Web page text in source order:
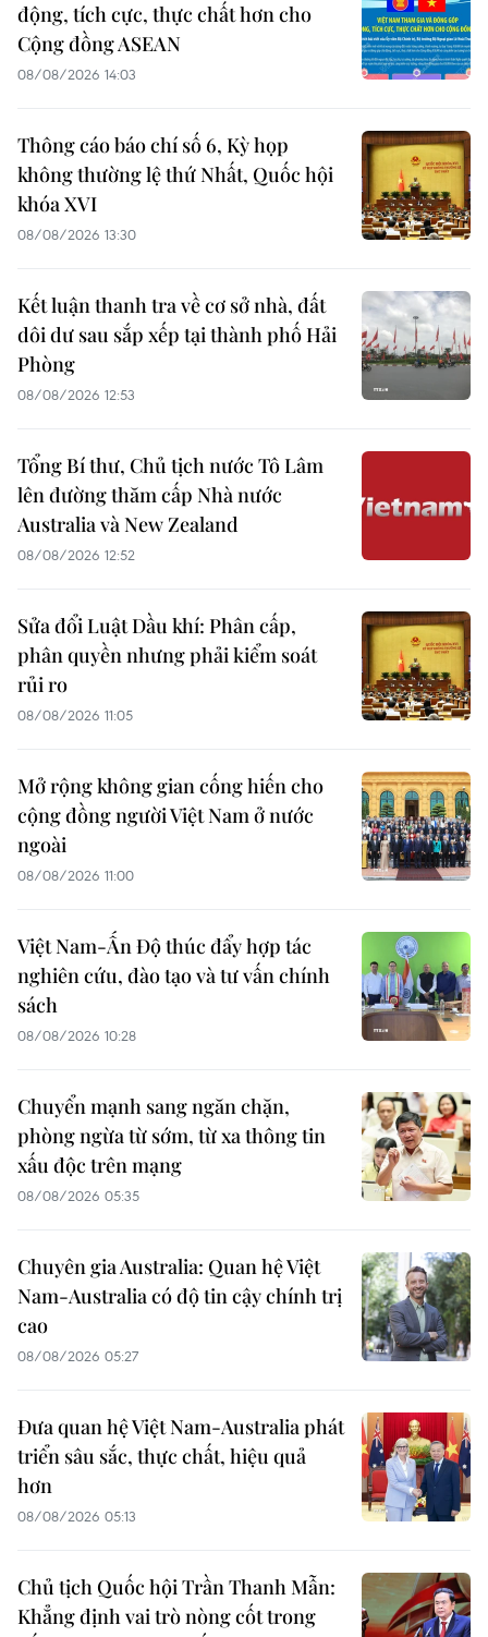
động, tích cực, thực chất hơn cho
Cộng đồng ASEAN
08/08/2026 14:03
Thông cáo báo chí số 6, Kỳ họp
không thường lệ thứ Nhất, Quốc hội
khóa XVI
08/08/2026 13:30
Kết luận thanh tra về cơ sở nhà, đất
dôi dư sau sắp xếp tại thành phố Hải
Phòng
08/08/2026 12:53
Tổng Bí thư, Chủ tịch nước Tô Lâm
lên đường thăm cấp Nhà nước
Australia và New Zealand
08/08/2026 12:52
Sửa đổi Luật Dầu khí: Phân cấp,
phân quyền nhưng phải kiểm soát
rủi ro
08/08/2026 11:05
Mở rộng không gian cống hiến cho
cộng đồng người Việt Nam ở nước
ngoài
08/08/2026 11:00
Việt Nam-Ấn Độ thúc đẩy hợp tác
nghiên cứu, đào tạo và tư vấn chính
sách
08/08/2026 10:28
Chuyển mạnh sang ngăn chặn,
phòng ngừa từ sớm, từ xa thông tin
xấu độc trên mạng
08/08/2026 05:35
Chuyên gia Australia: Quan hệ Việt
Nam-Australia có độ tin cậy chính trị
cao
08/08/2026 05:27
Đưa quan hệ Việt Nam-Australia phát
triển sâu sắc, thực chất, hiệu quả
hơn
08/08/2026 05:13
Chủ tịch Quốc hội Trần Thanh Mẫn:
Khẳng định vai trò nòng cốt trong